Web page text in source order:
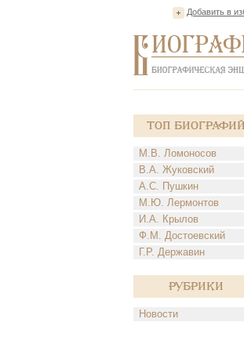
Добавить в
Топ Биографий
М.В. Ломоносов
В.А. Жуковский
А.С. Пушкин
М.Ю. Лермонтов
И.А. Крылов
Ф.М. Достоевский
Г.Р. Державин
Рубрики
Новости